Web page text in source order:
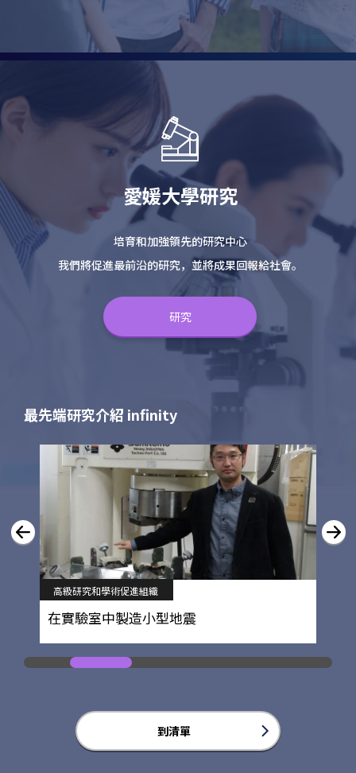
愛媛大學研究
培育和加強領先的研究中心
我們將促進最前沿的研究，並將成果回報給社會。
研究
最先端研究介紹 infinity
到清單
教育學院
闡明分享客觀性的過程